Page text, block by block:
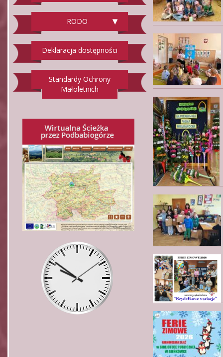
RODO
Deklaracja dostępności
Standardy Ochrony
Małoletnich